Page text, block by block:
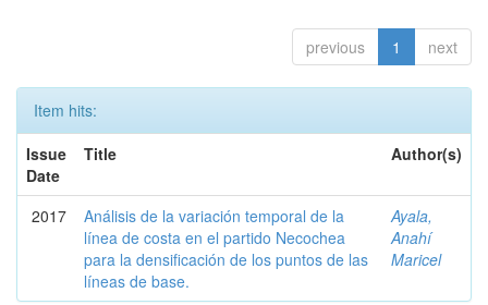
previous 1 next
Item hits:
Issue
Date
Title Author(s)
2017
Análisis de la variación temporal de la
línea de costa en el partido Necochea
para la densificación de los puntos de las
líneas de base.
Ayala,
Anahí
Maricel